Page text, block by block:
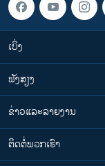
ເບິ່ງ
ຟັງສຽງ
ຂ່າວແລະລາຍງານ
ຕິດຕໍ່ພວກເຮົາ